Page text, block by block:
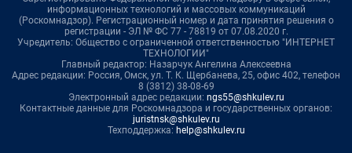
информационных технологий и массовых коммуникаций
(Роскомнадзор). Регистрационный номер и дата принятия решения о
регистрации - ЭЛ № ФС 77 - 78819 от 07.08.2020 г.
Учредитель: Общество с ограниченной ответственностью "ИНТЕРНЕТ
ТЕХНОЛОГИИ"
Главный редактор: Назарчук Ангелина Алексеевна
Адрес редакции: Россия, Омск, ул. Т. К. Щербанева, 25, офис 402, телефон
8 (3812) 38-08-69
Электронный адрес редакции: ngs55@shkulev.ru
Контактные данные для Роскомнадзора и государственных органов:
juristnsk@shkulev.ru
Техподдержка: help@shkulev.ru